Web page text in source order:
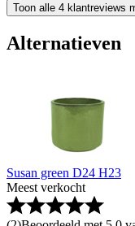
Toon alle 4 klantreviews
Alternatieven
Susan green D24 H23
Meest verkocht